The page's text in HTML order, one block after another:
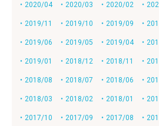
・2020/04 ・2020/03 ・2020/02 ・
・2019/11 ・2019/10 ・2019/09 ・
・2019/06 ・2019/05 ・2019/04 ・
・2019/01 ・2018/12 ・2018/11 ・
・2018/08 ・2018/07 ・2018/06 ・
・2018/03 ・2018/02 ・2018/01 ・
・2017/10 ・2017/09 ・2017/08 ・